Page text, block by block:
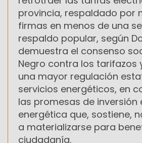
provincia, respaldado por
firmas en menos de una
respaldo popular, según
demuestra el consenso
Negro contra los tarifazos
una mayor regulación
servicios energéticos, en
las promesas de inversión
energética que, sostiene,
a materializarse para
ciudadanía.